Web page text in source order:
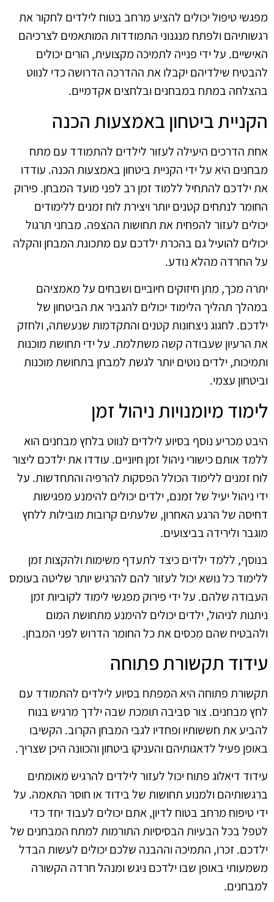
מפגשי טיפול יכולים להציע מרחב בטוח לילדים לחקור את
רגשותיהם ולפתח מנגנוני התמודדות המותאמים לצרכיהם
האישיים. על ידי פנייה לתמיכה מקצועית, הורים יכולים
להבטיח שילדיהם יקבלו את ההדרכה הדרושה כדי לנווט
בהצלחה במתח במבחנים ובלחצים אקדמיים.
הקניית ביטחון באמצעות הכנה
אחת הדרכים היעילה לעזור לילדים להתמודד עם מתח
מבחנים היא על ידי הקניית ביטחון באמצעות הכנה. עודדו
את ילדכם להתחיל ללמוד זמן רב לפני מועד המבחן. פירוק
החומר לנתחים קטנים יותר ויצירת לוח זמנים ללימודים
יכולים לעזור להפחית את תחושות ההצפה. מבחני תרגול
יכולים להועיל גם בהכרת ילדכם עם מתכונת המבחן והקלה
על החרדה מהלא נודע.
יתרה מכך, מתן חיזוקים חיוביים ושבחים על מאמציהם
במהלך תהליך הלימוד יכולים להגביר את הביטחון של
ילדכם. לחגוג ניצחונות קטנים והתקדמות שנעשתה, ולחזק
את הרעיון שעבודה קשה משתלמת. על ידי תחושת מוכנות
ותמיכות, ילדים נוטים יותר לגשת למבחן בתחושת מוכנות
וביטחון עצמי.
לימוד מיומנויות ניהול זמן
היבט מכריע נוסף בסיוע לילדים לנווט בלחץ מבחנים הוא
ללמד אותם כישורי ניהול זמן חיוניים. עודדו את ילדכם ליצור
לוח זמנים ללימוד הכולל הפסקות להרפיה והתחדשות. על
ידי ניהול יעיל של זמנם, ילדים יכולים להימנע מפגישות
דחיסה של הרגע האחרון, שלעתים קרובות מובילות ללחץ
מוגבר ולירידה בביצועים.
בנוסף, ללמד ילדים כיצד לתעדף משימות ולהקצות זמן
ללימוד כל נושא יכול לעזור להם להרגיש יותר שליטה בעומס
העבודה שלהם. על ידי פירוק מפגשי לימוד לקוביות זמן
ניתנות לניהול, ילדים יכולים להימנע מתחושת המום
ולהבטיח שהם מכסים את כל החומר הדרוש לפני המבחן.
עידוד תקשורת פתוחה
תקשורת פתוחה היא המפתח בסיוע לילדים להתמודד עם
לחץ מבחנים. צור סביבה תומכת שבה ילדך מרגיש בנוח
להביע את חששותיו ופחדיו לגבי המבחן הקרוב. הקשיבו
באופן פעיל לדאגותיהם והעניקו ביטחון והכוונה היכן שצריך.
עידוד דיאלוג פתוח יכול לעזור לילדים להרגיש מאומתים
ברגשותיהם ולמנוע תחושות של בידוד או חוסר התאמה. על
ידי טיפוח מרחב בטוח לדיון, אתם יכולים לעבוד יחד כדי
לטפל בכל הבעיות הבסיסיות התורמות למתח המבחנים של
ילדכם. זכרו, התמיכה וההבנה שלכם יכולים לעשות הבדל
משמעותי באופן שבו ילדכם ניגש ומנהל חרדה הקשורה
למבחנים.